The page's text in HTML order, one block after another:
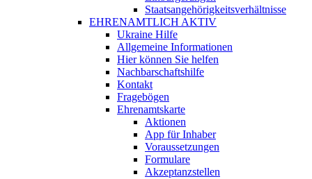
Staatsangehörigkeitsverhältnisse
EHRENAMTLICH AKTIV
Ukraine Hilfe
Allgemeine Informationen
Hier können Sie helfen
Nachbarschaftshilfe
Kontakt
Fragebögen
Ehrenamtskarte
Aktionen
App für Inhaber
Voraussetzungen
Formulare
Akzeptanzstellen